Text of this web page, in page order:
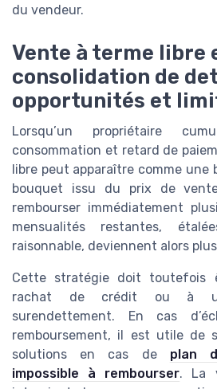
du vendeur.
Vente à terme libre
consolidation de
opportunités et
Lorsqu’un propriétaire
consommation et retard de
libre peut apparaître comme une
bouquet issu du prix de
rembourser immédiatement
mensualités restantes,
raisonnable, deviennent alors
Cette stratégie doit toutefois
rachat de crédit ou à
surendettement. En cas
remboursement, il est utile de
solutions en cas de plan
impossible à rembourser. La